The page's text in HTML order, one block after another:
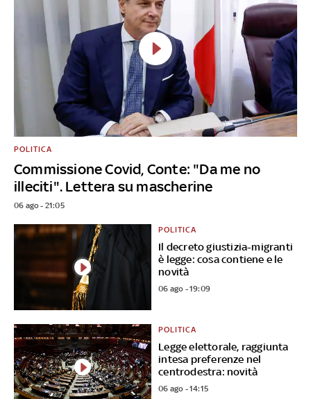
Commissione Covid, Conte: "Da me no
illeciti". Lettera su mascherine
POLITICA
06 ago - 21:05
Il decreto giustizia-migranti
è legge: cosa contiene e le
novità
POLITICA
06 ago - 19:09
Legge elettorale, raggiunta
intesa preferenze nel
centrodestra: novità
POLITICA
06 ago - 14:15